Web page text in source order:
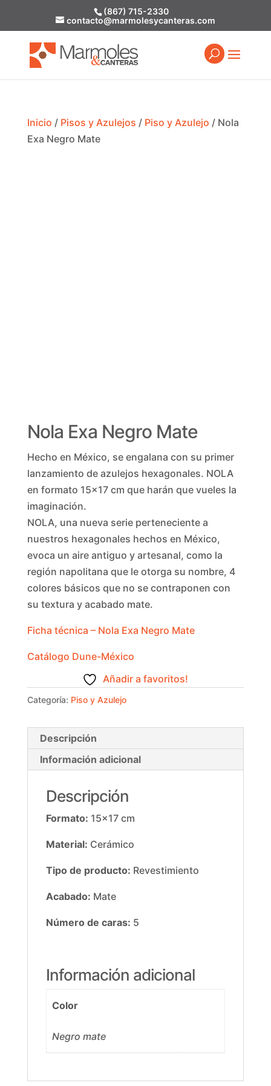
(867) 715-2330
contacto@marmolesycanteras.com
Inicio / Pisos y Azulejos / Piso y Azulejo / Nola
Exa Negro Mate
Nola Exa Negro Mate
Hecho en México, se engalana con su primer
lanzamiento de azulejos hexagonales. NOLA
en formato 15×17 cm que harán que vueles la
imaginación.
NOLA, una nueva serie perteneciente a
nuestros hexagonales hechos en México,
evoca un aire antiguo y artesanal, como la
región napolitana que le otorga su nombre, 4
colores básicos que no se contraponen con
su textura y acabado mate.
Ficha técnica – Nola Exa Negro Mate
Catálogo Dune-México
Añadir a favoritos!
Categoría: Piso y Azulejo
Descripción
Información adicional
Descripción
Formato: 15×17 cm
Material: Cerámico
Tipo de producto: Revestimiento
Acabado: Mate
Número de caras: 5
Información adicional
Color
Negro mate